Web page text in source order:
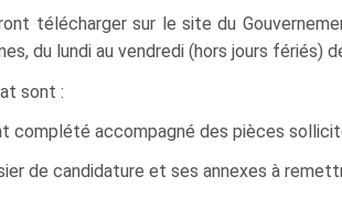
télécharger sur le site du
du lundi au vendredi (hors jours fériés)
sont :
complété accompagné des pièces
de candidature et ses annexes à